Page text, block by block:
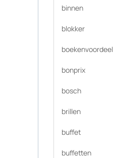
binnen
blokker
boekenvoordeel
bonprix
bosch
brillen
buffet
buffetten